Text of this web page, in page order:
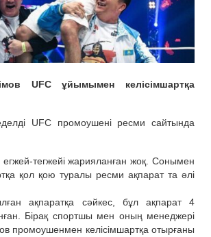
UFC ұйымымен келісімшартқа
UFC промоушені ресми сайтында
егжей-тегжейі жарияланған жоқ. Сонымен
қол қою туралы ресми ақпарат та әлі
ақпаратқа сәйкес, бұл ақпарат 4
Бірақ спортшы мен оның менеджері
промоушенмен келісімшартқа отырғаны